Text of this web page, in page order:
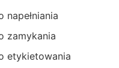
napełniania
zamykania
etykietowania